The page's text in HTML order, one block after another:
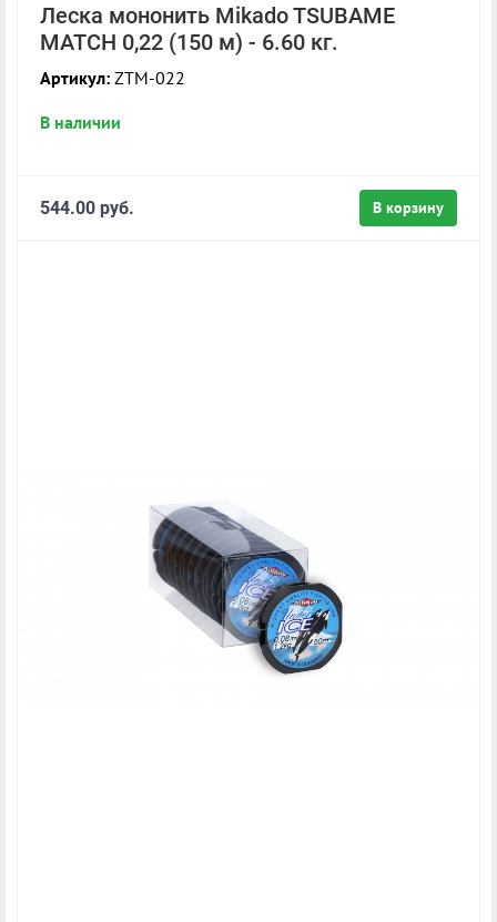
Леска мононить Mikado TSUBAME
MATCH 0,22 (150 м) - 6.60 кг.
Артикул: ZTM-022
В наличии
В корзину
544.00 руб.